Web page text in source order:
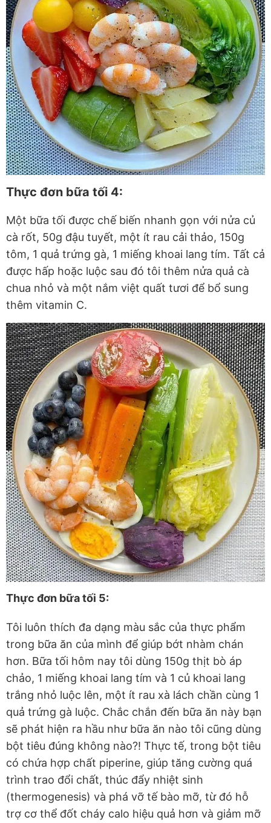
Thực đơn bữa tối 4:
Một bữa tối được chế biến nhanh gọn với nửa củ
cà rốt, 50g đậu tuyết, một ít rau cải thảo, 150g
tôm, 1 quả trứng gà, 1 miếng khoai lang tím. Tất cả
được hấp hoặc luộc sau đó tôi thêm nửa quả cà
chua nhỏ và một nắm việt quất tươi để bổ sung
thêm vitamin C.
Thực đơn bữa tối 5:
Tôi luôn thích đa dạng màu sắc của thực phẩm
trong bữa ăn của mình để giúp bớt nhàm chán
hơn. Bữa tối hôm nay tôi dùng 150g thịt bò áp
chảo, 1 miếng khoai lang tím và 1 củ khoai lang
trắng nhỏ luộc lên, một ít rau xà lách chần cùng 1
quả trứng gà luộc. Chắc chắn đến bữa ăn này bạn
sẽ phát hiện ra hầu như bữa ăn nào tôi cũng dùng
bột tiêu đúng không nào?! Thực tế, trong bột tiêu
có chứa hợp chất piperine, giúp tăng cường quá
trình trao đổi chất, thúc đẩy nhiệt sinh
(thermogenesis) và phá vỡ tế bào mỡ, từ đó hỗ
trợ cơ thể đốt cháy calo hiệu quả hơn và giảm mỡ